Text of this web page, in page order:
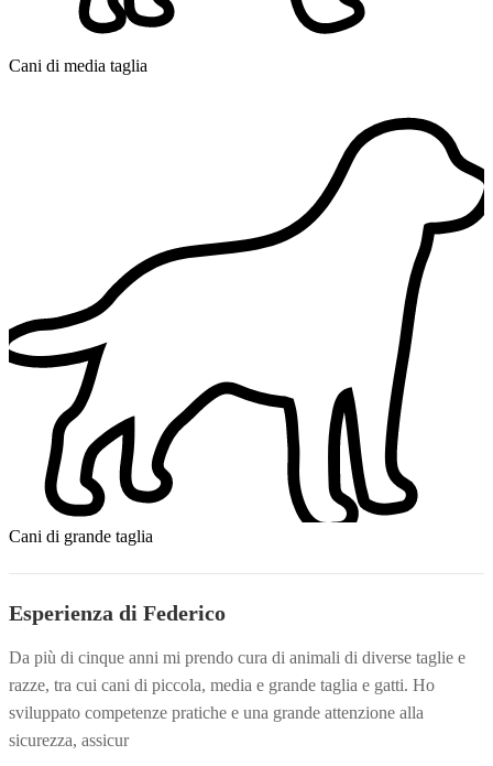
Cani di media taglia
Cani di grande taglia
Esperienza di Federico
Da più di cinque anni mi prendo cura di animali di diverse taglie e
razze, tra cui cani di piccola, media e grande taglia e gatti. Ho
sviluppato competenze pratiche e una grande attenzione alla
sicurezza, assicur